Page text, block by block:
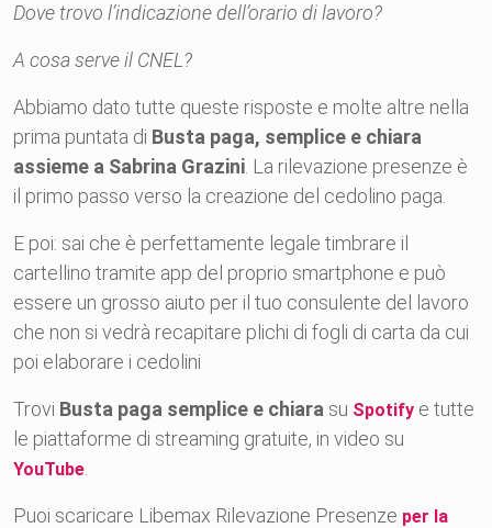
Dove trovo l’indicazione dell’orario di lavoro?
A cosa serve il CNEL?
Abbiamo dato tutte queste risposte e molte altre nella
prima puntata di Busta paga, semplice e chiara
assieme a Sabrina Grazini . La rilevazione presenze è
il primo passo verso la creazione del cedolino paga.
E poi: sai che è perfettamente legale timbrare il
cartellino tramite app del proprio smartphone e può
essere un grosso aiuto per il tuo consulente del lavoro
che non si vedrà recapitare plichi di fogli di carta da cui
poi elaborare i cedolini
Trovi Busta paga semplice e chiara su Spotify e tutte
le piattaforme di streaming gratuite, in video su
YouTube
Puoi scaricare Libemax Rilevazione Presenze per la